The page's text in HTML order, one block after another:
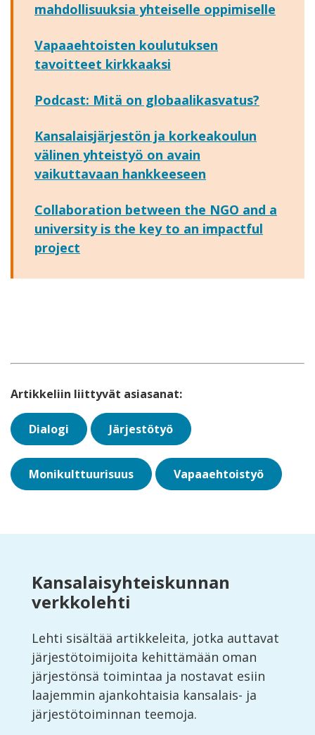
mahdollisuuksia yhteiselle oppimiselle
Vapaaehtoisten koulutuksen
tavoitteet kirkkaaksi
Podcast: Mitä on globaalikasvatus?
Kansalaisjärjestön ja korkeakoulun
välinen yhteistyö on avain
vaikuttavaan hankkeeseen
Collaboration between the NGO and a
university is the key to an impactful
project
Artikkeliin liittyvät asiasanat:
Dialogi Järjestötyö
Monikulttuurisuus Vapaaehtoistyö
Kansalaisyhteiskunnan
verkkolehti
Lehti sisältää artikkeleita, jotka auttavat
järjestötoimijoita kehittämään oman
järjestönsä toimintaa ja nostavat esiin
laajemmin ajankohtaisia kansalais- ja
järjestötoiminnan teemoja.